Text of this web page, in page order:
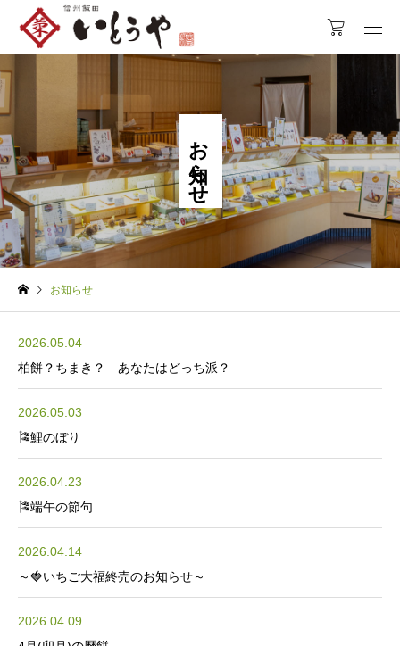
お
ら
せ
お知らせ
2026.05.04
柏餅？ちまき？ あなたはどっち派？
2026.05.03
🎏鯉のぼり
2026.04.23
🎏端午の節句
2026.04.14
～🍓いちご大福終売のお知らせ～
2026.04.09